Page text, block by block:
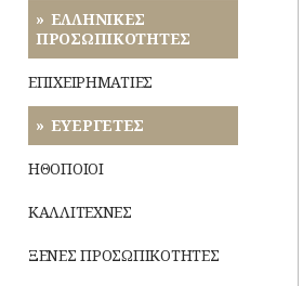
ΡΕΜΑΤΑ
ΣΥΓΚΟΙΝΩΝΙΕΣ
ΣΥΛΛΟΓΟΙ-
ΣΩΜΑΤΕΙΑ
ΣΦΑΓΕΙΑ
ΣΧΕΔΙΟ
Μύθοι
Παραδόσεις
Παροιμίες
Αινίγματα
ΖΩΗ
ΤΟΥΡΙΣΜΟΣ
ΤΡΑΠΕΖΕΣ
ΕΛΛΗΝΙΚΕΣ
ΠΡΟΣΩΠΙΚΟΤΗΤΕΣ
ΕΠΙΧΕΙΡΗΜΑΤΙΕΣ
ΕΥΕΡΓΕΤΕΣ
ΗΘΟΠΟΙΟΙ
ΚΑΛΛΙΤΕΧΝΕΣ
ΞΕΝΕΣ ΠΡΟΣΩΠΙΚΟΤΗΤΕΣ